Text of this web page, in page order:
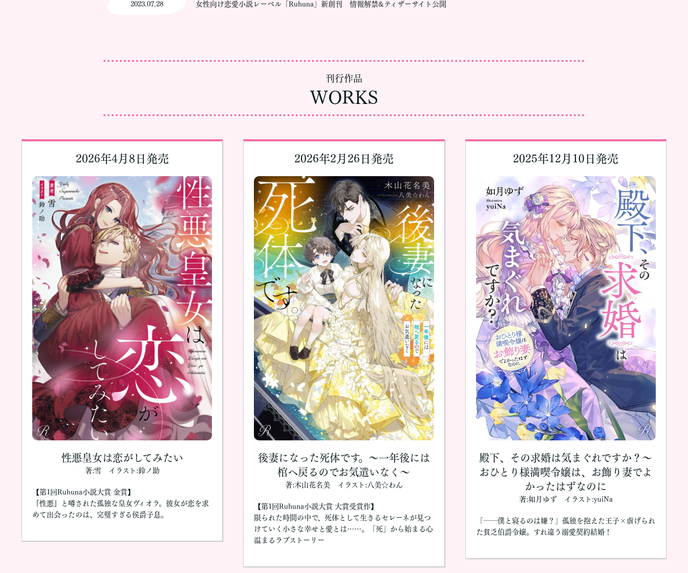
2023.07.28 女性向け恋愛小説レーベル「Ruhuna」新創刊 情報解禁&ティザーサイト公開
刊行作品
WORKS
2026年4月8日発売
性悪皇女は恋がしてみたい
著:雪 イラスト:鈴ノ助
【第1回Ruhuna小説大賞 金賞】
『性悪』と噂された孤独な皇女ヴィオラ。彼女が恋を求
めて出会ったのは、完璧すぎる侯爵子息。
2026年2月26日発売
後妻になった死体です。～一年後には
棺へ戻るのでお気遣いなく～
著:木山花名美 イラスト:八美☆わん
【第1回Ruhuna小説大賞 大賞受賞作】
限られた時間の中で、死体として生きるセレーネが見つ
けていく小さな幸せと愛とは……。「死」から始まる心
温まるラブストーリー
2025年12月10日発売
殿下、その求婚は気まぐれですか？〜
おひとり様満喫令嬢は、お飾り妻でよ
かったはずなのに
著:如月ゆず イラスト:yuiNa
「――僕と寝るのは嫌？」孤独を抱えた王子×虐げられ
た貧乏伯爵令嬢。すれ違う溺愛契約結婚！